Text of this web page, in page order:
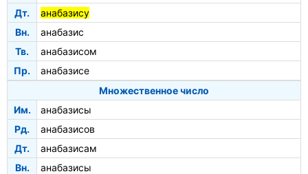
Дт.
анабазису
Вн.
анабазис
Тв.
анабазисом
Пр.
анабазисе
Множественное число
Им.
анабазисы
Рд.
анабазисов
Дт.
анабазисам
Вн.
анабазисы